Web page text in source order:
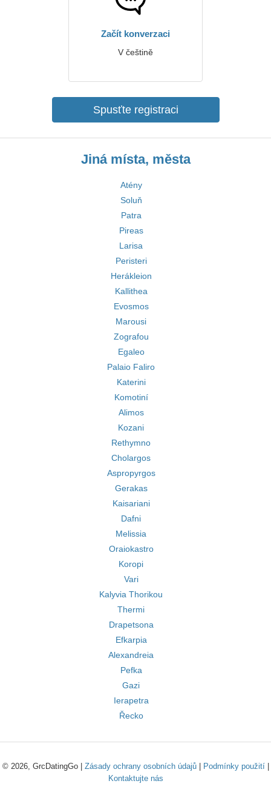
Začít konverzaci
V češtině
Spusťte registraci
Jiná místa, města
Atény
Soluň
Patra
Pireas
Larisa
Peristeri
Herákleion
Kallithea
Evosmos
Marousi
Zografou
Egaleo
Palaio Faliro
Katerini
Komotiní
Alimos
Kozani
Rethymno
Cholargos
Aspropyrgos
Gerakas
Kaisariani
Dafni
Melissia
Oraiokastro
Koropi
Vari
Kalyvia Thorikou
Thermi
Drapetsona
Efkarpia
Alexandreia
Pefka
Gazi
Ierapetra
Řecko
© 2026, GrcDatingGo | Zásady ochrany osobních údajů| Podmínky použití|
Kontaktujte nás